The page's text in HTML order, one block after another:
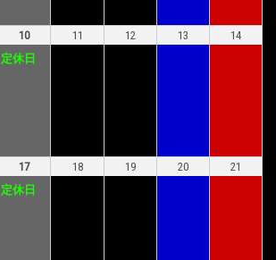
10
定休日
11 12 13 14
17
定休日
18 19 20 21